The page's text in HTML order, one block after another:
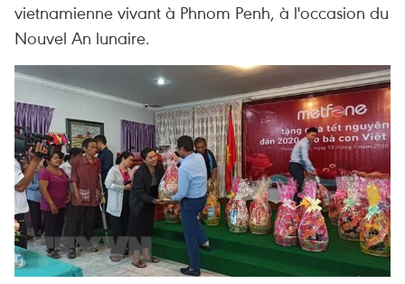
vietnamienne vivant à Phnom Penh, à l'occasion du
Nouvel An lunaire.